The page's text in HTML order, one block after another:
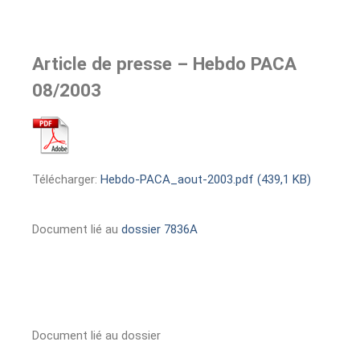
Article de presse – Hebdo PACA
08/2003
Télécharger: Hebdo-PACA_aout-2003.pdf (439,1 KB)
Document lié au dossier 7836A
Document lié au dossier